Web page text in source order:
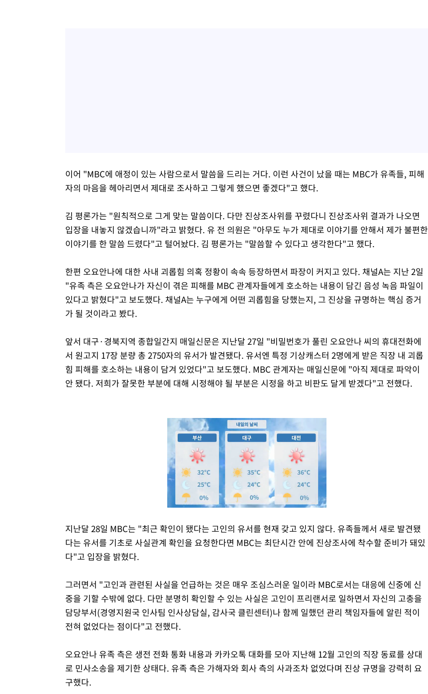
이어 "MBC에 애정이 있는 사람으로서 말씀을 드리는 거다. 이런 사건이 났을 때는 MBC가 유족들, 피해
자의 마음을 헤아리면서 제대로 조사하고 그렇게 했으면 좋겠다"고 했다.
김 평론가는 "원칙적으로 그게 맞는 말씀이다. 다만 진상조사위를 꾸렸다니 진상조사위 결과가 나오면
입장을 내놓지 않겠습니까"라고 밝혔다. 유 전 의원은 "아무도 누가 제대로 이야기를 안해서 제가 불편한
이야기를 한 말씀 드렸다"고 털어놨다. 김 평론가는 "말씀할 수 있다고 생각한다"고 했다.
한편 오요안나에 대한 사내 괴롭힘 의혹 정황이 속속 등장하면서 파장이 커지고 있다. 채널A는 지난 2일
"유족 측은 오요안나가 자신이 겪은 피해를 MBC 관계자들에게 호소하는 내용이 담긴 음성 녹음 파일이
있다고 밝혔다"고 보도했다. 채널A는 누구에게 어떤 괴롭힘을 당했는지, 그 진상을 규명하는 핵심 증거
가 될 것이라고 봤다.
앞서 대구·경북지역 종합일간지 매일신문은 지난달 27일 "비밀번호가 풀린 오요안나 씨의 휴대전화에
서 원고지 17장 분량 총 2750자의 유서가 발견됐다. 유서엔 특정 기상캐스터 2명에게 받은 직장 내 괴롭
힘 피해를 호소하는 내용이 담겨 있었다"고 보도했다. MBC 관계자는 매일신문에 "아직 제대로 파악이
안 됐다. 저희가 잘못한 부분에 대해 시정해야 될 부분은 시정을 하고 비판도 달게 받겠다"고 전했다.
Mute
지난달 28일 MBC는 "최근 확인이 됐다는 고인의 유서를 현재 갖고 있지 않다. 유족들께서 새로 발견됐
다는 유서를 기초로 사실관계 확인을 요청한다면 MBC는 최단시간 안에 진상조사에 착수할 준비가 돼있
다"고 입장을 밝혔다.
그러면서 "고인과 관련된 사실을 언급하는 것은 매우 조심스러운 일이라 MBC로서는 대응에 신중에 신
중을 기할 수밖에 없다. 다만 분명히 확인할 수 있는 사실은 고인이 프리랜서로 일하면서 자신의 고충을
담당부서(경영지원국 인사팀 인사상담실, 감사국 클린센터)나 함께 일했던 관리 책임자들에 알린 적이
전혀 없었다는 점이다"고 전했다.
오요안나 유족 측은 생전 전화 통화 내용과 카카오톡 대화를 모아 지난해 12월 고인의 직장 동료를 상대
로 민사소송을 제기한 상태다. 유족 측은 가해자와 회사 측의 사과조차 없었다며 진상 규명을 강력히 요
구했다.